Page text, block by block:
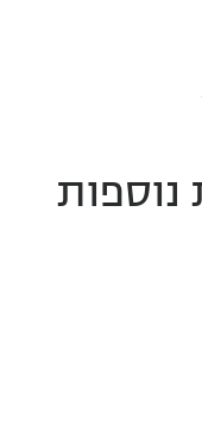
נוספות